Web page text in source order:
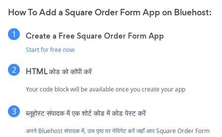
How To Add a Square Order Form App on Bluehost:
Create a Free Square Order Form App
Start for free now
HTML कोड को कॉपी करें
Your code block will be available once you create your app
ब्लूहोस्ट संपादक में एक शोर्ट कोड में कोड पेस्ट करें
अपने Bluehost संपादक में, उस पृष्ठ पर नेविगेट करें जहाँ आप Square Order Form